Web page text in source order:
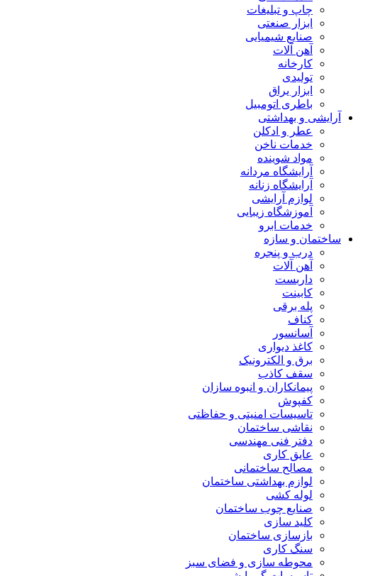
چاپ و تبلیغات
ابزار صنعتی
صنایع شیمیایی
آهن آلات
کارخانه
تولیدی
ابزار یراق
باطری اتومبیل
آرایشی و بهداشتی
عطر و ادکلن
خدمات ناخن
مواد شوینده
آرایشگاه مردانه
آرایشگاه زنانه
لوازم آرایشی
آموزشگاه زیبایی
خدمات ابرو
ساختمان و سازه
درب و پنجره
آهن آلات
داربست
کابینت
پله برقی
کناف
آسانسور
کاغذ دیواری
برق و الکترونیک
سقف کاذب
پیمانکاران و انبوه سازان
کفپوش
تاسیسات امنیتی و حفاظتی
نقاشی ساختمان
دفتر فنی مهندسی
عایق کاری
مصالح ساختمانی
لوازم بهداشتی ساختمان
لوله کشی
صنایع چوب ساختمان
کلید سازی
بازسازی ساختمان
سنگ کاری
محوطه سازی و فضای سبز